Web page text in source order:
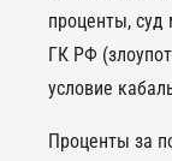
проценты, суд
ГК РФ
условие
Проценты за